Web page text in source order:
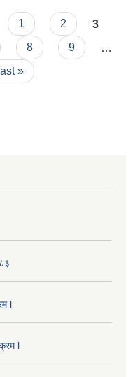
कार्यविधि
1 2
3
8 9
last »
l
l